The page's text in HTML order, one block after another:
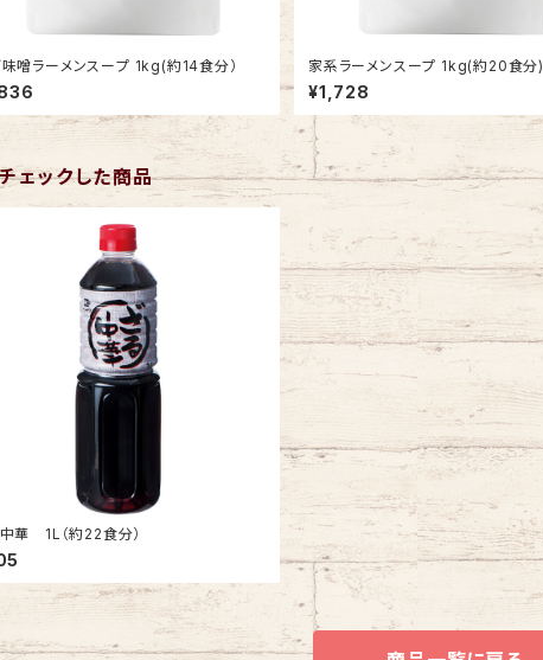
噌ラーメンスープ 1kg(約14食分） 家系ラーメンスープ 1kg(約20食分)
¥1,728
ェックした商品
華 1L（約22食分）